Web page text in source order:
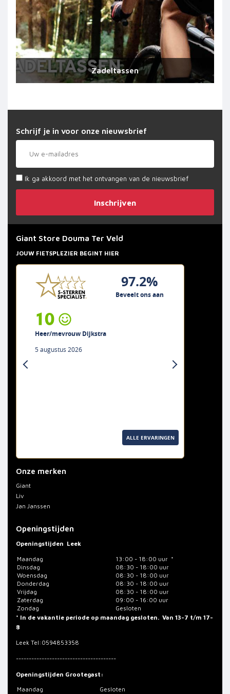
Zadeltassen
Schrijf je in voor onze nieuwsbrief
Ik ga akkoord met het ontvangen van de nieuwsbrief
Inschrijven
Giant Store Douma Ter Veld
JOUW FIETSPLEZIER BEGINT HIER
97.2%
Beveelt ons aan
10
Heer/mevrouw Dijkstra
5 augustus 2026
previous next
ALLE ERVARINGEN
Onze merken
Giant
Liv
Jan Janssen
Openingstijden
Openingstijden Leek
Maandag
13:00 - 18:00 uur *
Dinsdag
08:30 - 18:00 uur
Woensdag
08:30 - 18:00 uur
Donderdag
08:30 - 18:00 uur
Vrijdag
08:30 - 18:00 uur
Zaterdag
09:00 - 16:00 uur
Zondag
Gesloten
* In de vakantie periode op maandag gesloten. Van 13-7 t/m 17-
8
LeekTel:0594853358
---------------------------------------
Openingstijden Grootegast:
Maandag Gesloten